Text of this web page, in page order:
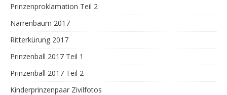
Prinzenproklamation Teil 2
Narrenbaum 2017
Ritterkürung 2017
Prinzenball 2017 Teil 1
Prinzenball 2017 Teil 2
Kinderprinzenpaar Zivilfotos